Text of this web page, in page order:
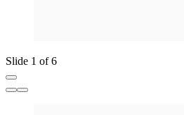
Slide 1 of 6